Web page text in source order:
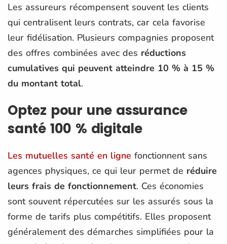
Les assureurs récompensent souvent les clients
qui centralisent leurs contrats, car cela favorise
leur fidélisation. Plusieurs compagnies proposent
des offres combinées avec des réductions
cumulatives qui peuvent atteindre 10 % à 15 %
du montant total.
Optez pour une assurance
santé 100 % digitale
Les mutuelles santé en ligne fonctionnent sans
agences physiques, ce qui leur permet de réduire
leurs frais de fonctionnement. Ces économies
sont souvent répercutées sur les assurés sous la
forme de tarifs plus compétitifs. Elles proposent
généralement des démarches simplifiées pour la